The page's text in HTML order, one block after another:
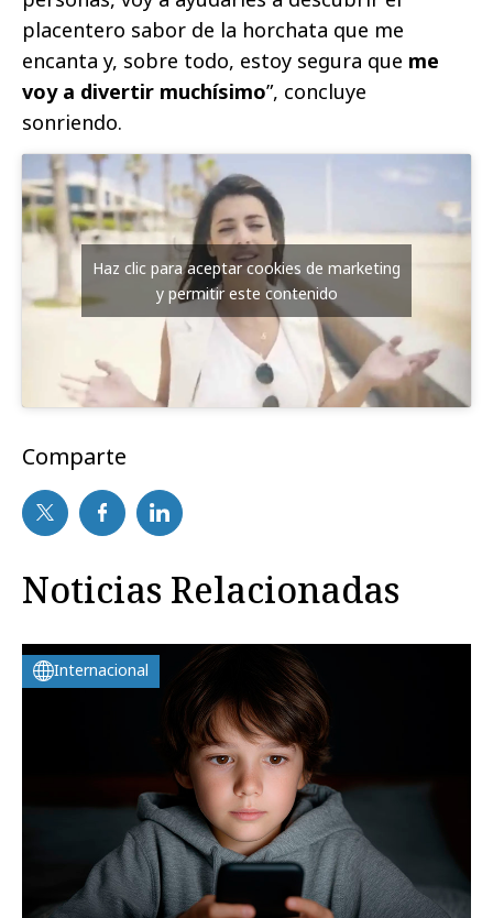
placentero sabor de la horchata que me
encanta y, sobre todo, estoy segura que me
voy a divertir muchísimo”, concluye
sonriendo.
Haz clic para aceptar cookies de marketing
y permitir este contenido
Comparte
Noticias Relacionadas
Internacional